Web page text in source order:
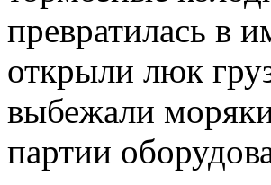
превратилась в
открыли люк
выбежали
партии